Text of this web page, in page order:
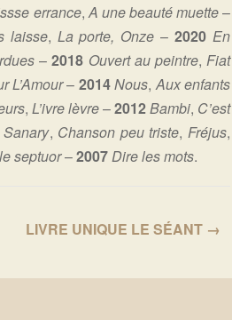
errance,A une beauté muette–
laisse, La porte, Onze –2020En
–2018 Ouvert au peintre,Fiat
L’Amour– 2014Nous,Aux enfants
, L’ivre lèvre–2012Bambi, C’est
, Chanson peu triste,Fréjus,
septuor–2007Dire les mots.
LIVRE UNIQUE LE SÉANT →